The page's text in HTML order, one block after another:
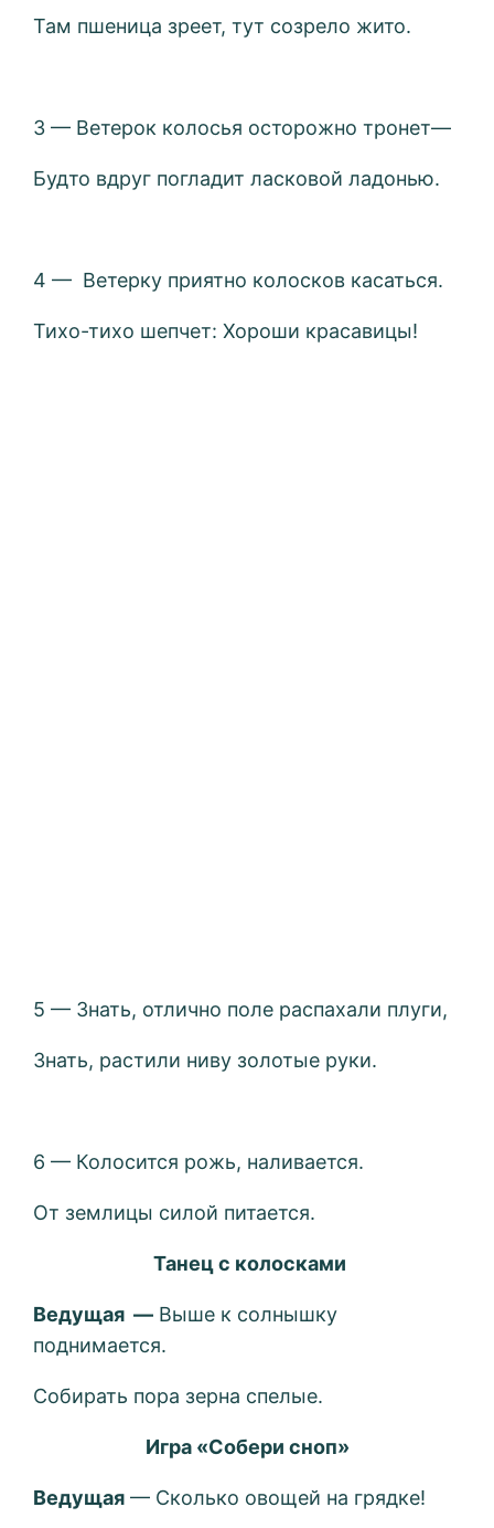
Там пшеница зреет, тут созрело жито.
3 — Ветерок колосья осторожно тронет—
Будто вдруг погладит ласковой ладонью.
4 — Ветерку приятно колосков касаться.
Тихо-тихо шепчет: Хороши красавицы!
5 — Знать, отлично поле распахали плуги,
Знать, растили ниву золотые руки.
6 — Колосится рожь, наливается.
От землицы силой питается.
Танец с колосками
Ведущая — Выше к солнышку
поднимается.
Собирать пора зерна спелые.
Игра «Собери сноп»
Ведущая — Сколько овощей на грядке!